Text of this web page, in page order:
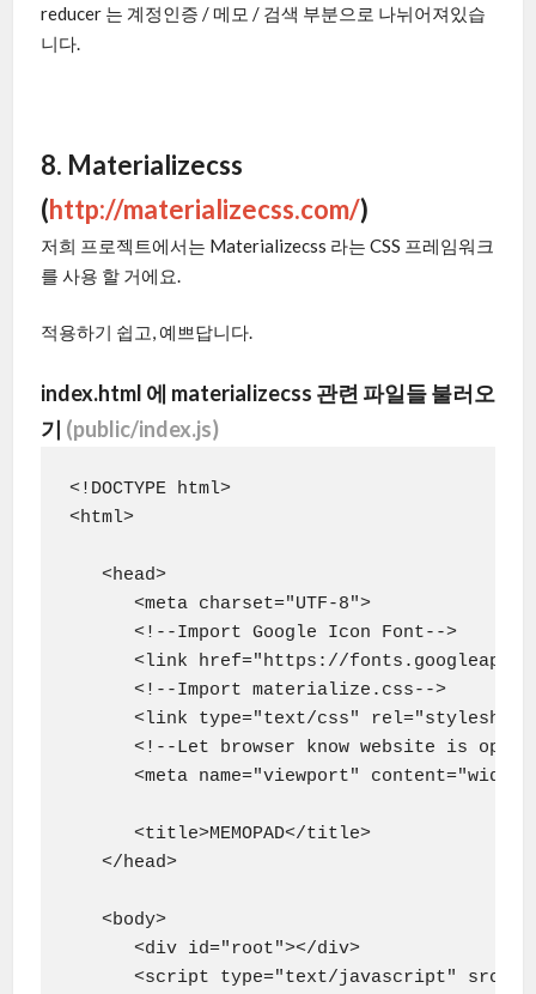
reducer 는 계정인증 / 메모 / 검색 부분으로 나뉘어져있습
니다.
8. Materializecss
(http://materializecss.com/)
저희 프로젝트에서는 Materializecss 라는 CSS 프레임워크
를 사용 할 거에요.
적용하기 쉽고, 예쁘답니다.
index.html 에 materializecss 관련 파일들 불러오
기 (public/index.js)
<!DOCTYPE html>
<html>
   <head>
      <meta charset="UTF-8">
      <!--Import Google Icon Font-->
<link href="https://
      <!--Import materialize.css-->
<link type="text/css"
<!--Let browser know website is
<meta name="viewport"
      <title>MEMOPAD</title>
   </head>
   <body>
      <div id="root"></div>
<script type="text/javascript"